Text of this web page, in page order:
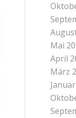
Mai
April
März